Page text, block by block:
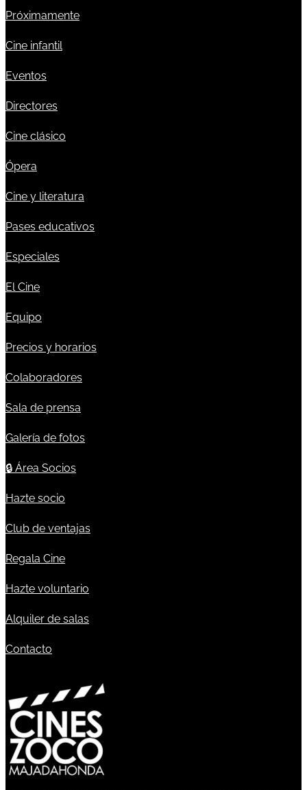
Próximamente
Cine infantil
Eventos
Directores
Cine clásico
Ópera
Cine y literatura
Pases educativos
Especiales
El Cine
Equipo
Precios y horarios
Colaboradores
Sala de prensa
Galería de fotos
🔒 Área Socios
Hazte socio
Club de ventajas
Regala Cine
Hazte voluntario
Alquiler de salas
Contacto